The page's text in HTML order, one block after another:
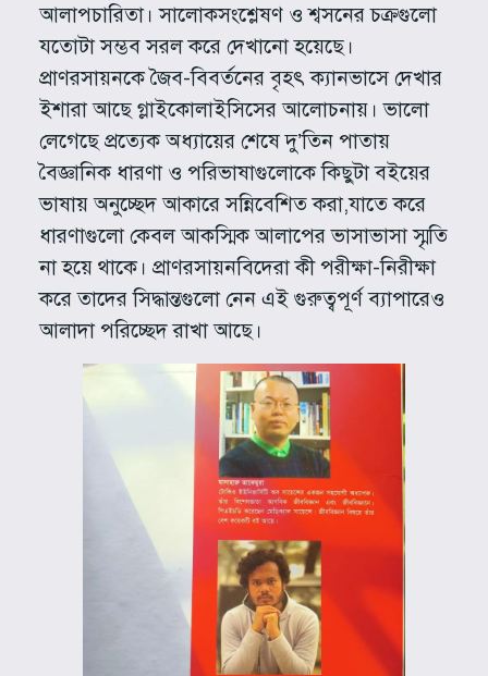
আলাপচারিতা। সালোকসংশ্লেষণ ও শ্বসনের চক্রগুলো
যতোটা সম্ভব সরল করে দেখানো হয়েছে।
প্রাণরসায়নকে জৈব-বিবর্তনের বৃহৎ ক্যানভাসে দেখার
ইশারা আছে গ্লাইকোলাইসিসের আলোচনায়। ভালো
লেগেছে প্রত্যেক অধ্যায়ের শেষে দু’তিন পাতায়
বৈজ্ঞানিক ধারণা ও পরিভাষাগুলোকে কিছুটা বইয়ের
ভাষায় অনুচ্ছেদ আকারে সন্নিবেশিত করা,যাতে করে
ধারণাগুলো কেবল আকস্মিক আলাপের ভাসাভাসা স্মৃতি
না হয়ে থাকে। প্রাণরসায়নবিদেরা কী পরীক্ষা-নিরীক্ষা
করে তাদের সিদ্ধান্তগুলো নেন এই গুরুত্বপূর্ণ ব্যাপারেও
আলাদা পরিচ্ছেদ রাখা আছে।